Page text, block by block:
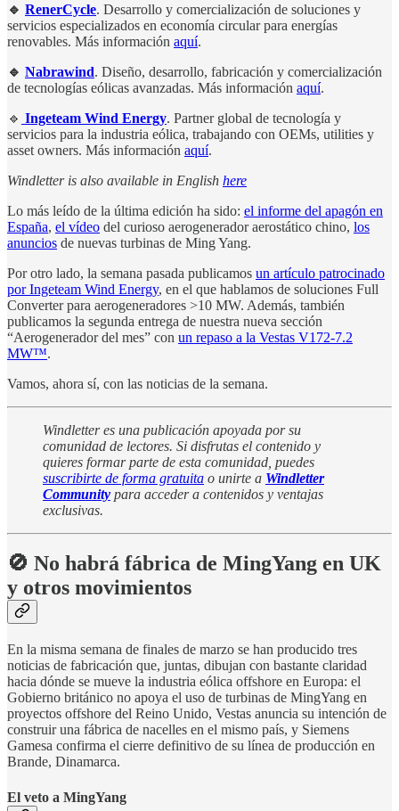
🔹 RenerCycle. Desarrollo y comercialización de soluciones y
servicios especializados en economía circular para energías
renovables. Más información aquí.
🔹 Nabrawind. Diseño, desarrollo, fabricación y comercialización
de tecnologías eólicas avanzadas. Más información aquí.
🔹 Ingeteam Wind Energy. Partner global de tecnología y
servicios para la industria eólica, trabajando con OEMs, utilities y
asset owners. Más información aquí.
Windletter is also available in English here
Lo más leído de la última edición ha sido: el informe del apagón en
España, el vídeo del curioso aerogenerador aerostático chino, los
anuncios de nuevas turbinas de Ming Yang.
Por otro lado, la semana pasada publicamos un artículo patrocinado
por Ingeteam Wind Energy, en el que hablamos de soluciones Full
Converter para aerogeneradores >10 MW. Además, también
publicamos la segunda entrega de nuestra nueva sección
“Aerogenerador del mes” con un repaso a la Vestas V172-7.2
MW™.
Vamos, ahora sí, con las noticias de la semana.
Windletter es una publicación apoyada por su
comunidad de lectores. Si disfrutas el contenido y
quieres formar parte de esta comunidad, puedes
suscribirte de forma gratuita o unirte a Windletter
Community para acceder a contenidos y ventajas
exclusivas.
🚫 No habrá fábrica de MingYang en UK
y otros movimientos
En la misma semana de finales de marzo se han producido tres
noticias de fabricación que, juntas, dibujan con bastante claridad
hacia dónde se mueve la industria eólica offshore en Europa: el
Gobierno británico no apoya el uso de turbinas de MingYang en
proyectos offshore del Reino Unido, Vestas anuncia su intención de
construir una fábrica de nacelles en el mismo país, y Siemens
Gamesa confirma el cierre definitivo de su línea de producción en
Brande, Dinamarca.
El veto a MingYang